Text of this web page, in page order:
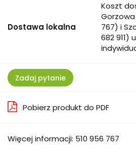
Dostawa lokalna
Koszt
Gorzowa
767) i
682 911)
Zadaj pytanie
Pobierz produkt do PDF
Więcej informacji: 510 956 767